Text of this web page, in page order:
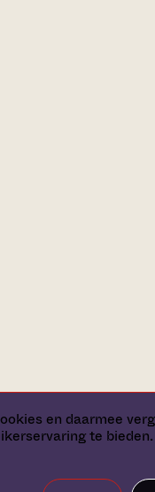
en daarmee
te